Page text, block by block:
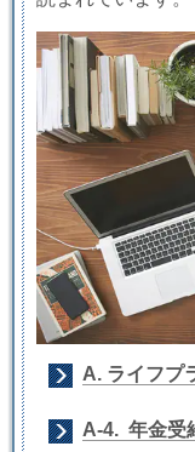
A. ライフプ
A-4. 年金受